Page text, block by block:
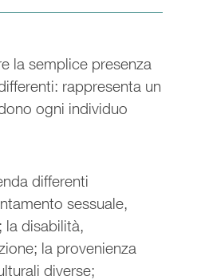
la semplice presenza
rappresenta un
ogni individuo
differenti
sessuale,
la disabilità,
la provenienza
diverse;